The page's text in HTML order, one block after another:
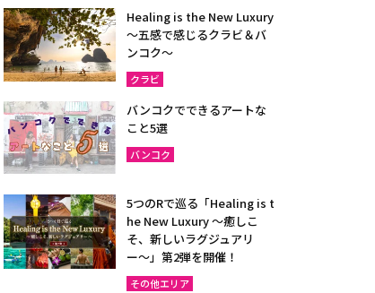
Healing is the New Luxury
～五感で感じるクラビ＆バ
ンコク～
クラビ
バンコクでできるアートな
こと5選
バンコク
5つのRで巡る「Healing is t
he New Luxury ～癒しこ
そ、新しいラグジュアリ
ー〜」第2弾を開催！
その他エリア